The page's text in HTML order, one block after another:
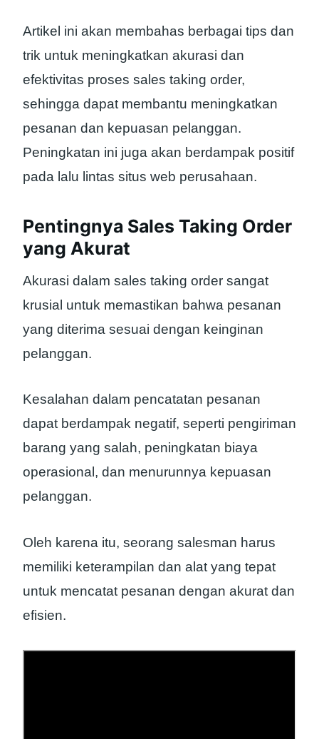
Artikel ini akan membahas berbagai tips dan
trik untuk meningkatkan akurasi dan
efektivitas proses sales taking order,
sehingga dapat membantu meningkatkan
pesanan dan kepuasan pelanggan.
Peningkatan ini juga akan berdampak positif
pada lalu lintas situs web perusahaan.
Pentingnya Sales Taking Order
yang Akurat
Akurasi dalam sales taking order sangat
krusial untuk memastikan bahwa pesanan
yang diterima sesuai dengan keinginan
pelanggan.
Kesalahan dalam pencatatan pesanan
dapat berdampak negatif, seperti pengiriman
barang yang salah, peningkatan biaya
operasional, dan menurunnya kepuasan
pelanggan.
Oleh karena itu, seorang salesman harus
memiliki keterampilan dan alat yang tepat
untuk mencatat pesanan dengan akurat dan
efisien.